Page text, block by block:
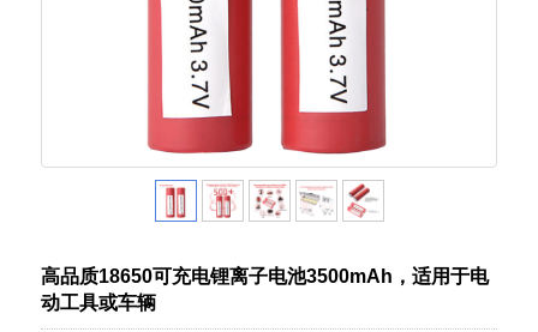
高品质18650可充电锂离子电池3500mAh，适用于电
动工具或车辆